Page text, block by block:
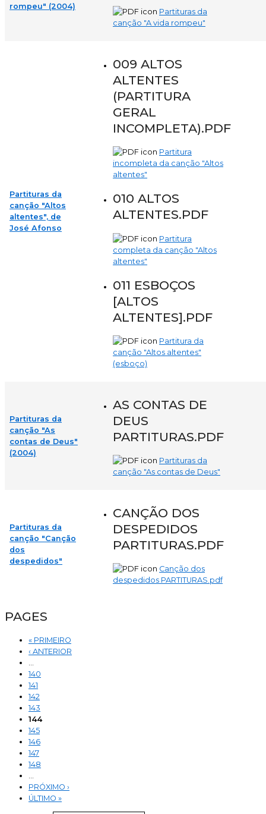
rompeu" (2004)
Partituras da
canção "A vida rompeu"
Partituras da
canção "Altos
altentes", de
José Afonso
009 ALTOS
ALTENTES
(PARTITURA
GERAL
INCOMPLETA).PDF
Partitura
incompleta da canção "Altos
altentes"
010 ALTOS
ALTENTES.PDF
Partitura
completa da canção "Altos
altentes"
011 ESBOÇOS
[ALTOS
ALTENTES].PDF
Partitura da
canção "Altos altentes"
(esboço)
Partituras da
canção "As
contas de Deus"
(2004)
AS CONTAS DE
DEUS
PARTITURAS.PDF
Partituras da
canção "As contas de Deus"
Partituras da
canção "Canção
dos
despedidos"
CANÇÃO DOS
DESPEDIDOS
PARTITURAS.PDF
Canção dos
despedidos PARTITURAS.pdf
PAGES
« PRIMEIRO
‹ ANTERIOR
…
140
141
142
143
144
145
146
147
148
…
PRÓXIMO ›
ÚLTIMO »